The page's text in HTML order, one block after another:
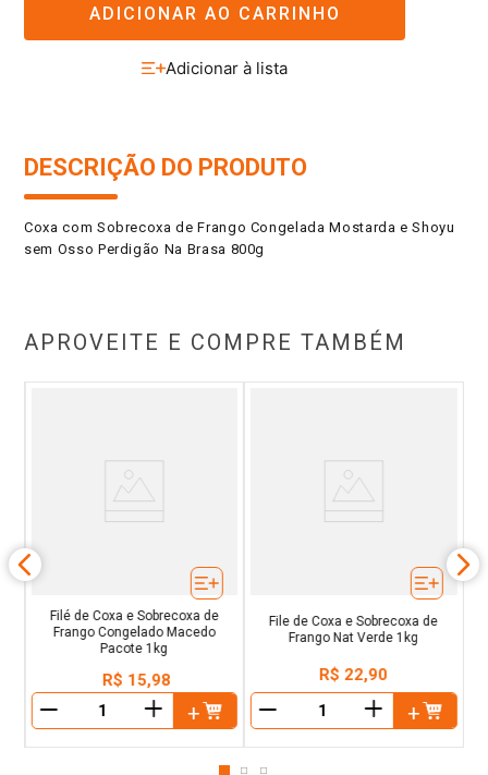
ADICIONAR AO CARRINHO
DESCRIÇÃO DO PRODUTO
Coxa com Sobrecoxa de Frango Congelada Mostarda e Shoyu
sem Osso Perdigão Na Brasa 800g
APROVEITE E COMPRE TAMBÉM
Filé de Coxa e Sobrecoxa de
Frango Congelado Macedo
Pacote 1kg
R$ 15,98
＋
File de Coxa e Sobrecoxa de
Frango Nat Verde 1kg
R$ 22,90
＋